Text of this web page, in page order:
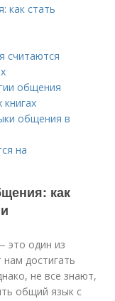
как стать
считаются
общения
общения в
на
как
это один из
достигать
не все знают,
общий язык с